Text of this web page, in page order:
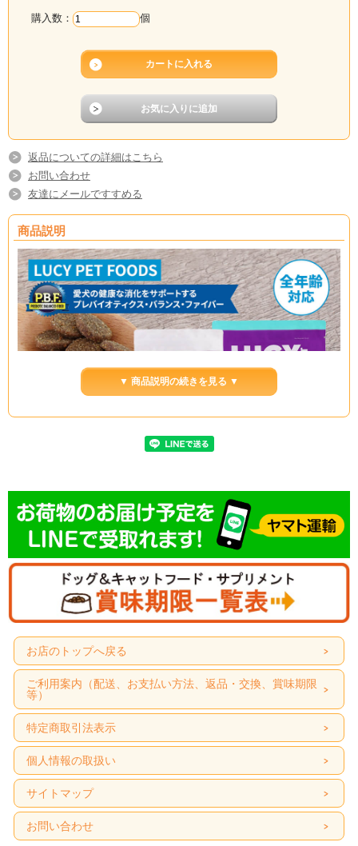
購入数： 個
返品についての詳細はこちら
お問い合わせ
友達にメールですすめる
商品説明
▼ 商品説明の続きを見る ▼
お店のトップへ戻る
ご利用案内（配送、お支払い方法、返品・交換、賞味期限
等）
特定商取引法表示
個人情報の取扱い
サイトマップ
お問い合わせ